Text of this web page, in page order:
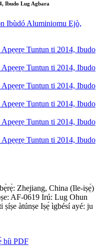
Ibudo Lug Agbara
Zhejiang, China (Ile-iṣẹ́)
AF-0619 Irú: Lug Ohun
àtúnṣe Iṣẹ́ ìgbésí ayé: ju
bíi PDF